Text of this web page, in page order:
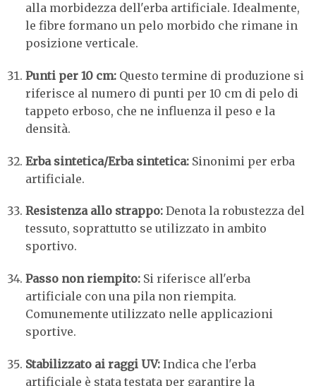
alla morbidezza dell'erba artificiale. Idealmente,
le fibre formano un pelo morbido che rimane in
posizione verticale.
Punti per 10 cm:Questo termine di produzione si
riferisce al numero di punti per 10 cm di pelo di
tappeto erboso, che ne influenza il peso e la
densità.
Erba sintetica/Erba sintetica:Sinonimi per erba
artificiale.
Resistenza allo strappo:Denota la robustezza del
tessuto, soprattutto se utilizzato in ambito
sportivo.
Passo non riempito:Si riferisce all'erba
artificiale con una pila non riempita.
Comunemente utilizzato nelle applicazioni
sportive.
Stabilizzato ai raggi UV:Indica che l'erba
artificiale è stata testata per garantire la